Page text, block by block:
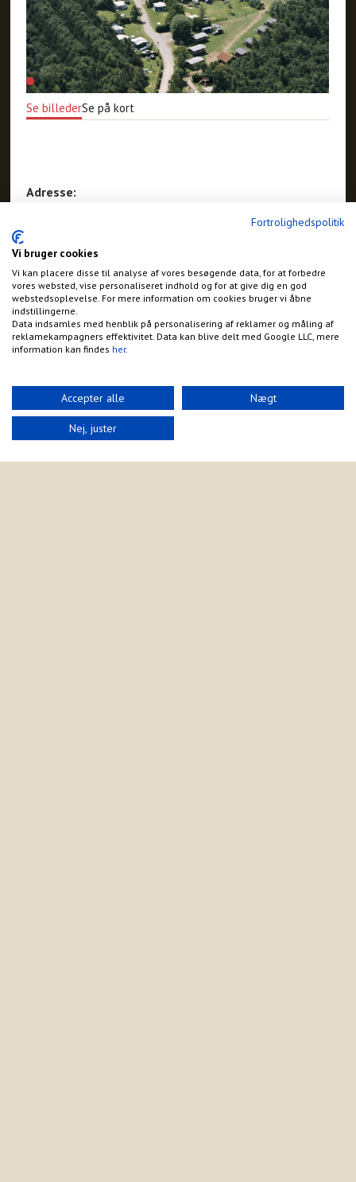
Fortrolighedspolitik
Vi bruger cookies
Vi kan placere disse til analyse af vores besøgende data, for at forbedre
vores websted, vise personaliseret indhold og for at give dig en god
webstedsoplevelse. For mere information om cookies bruger vi åbne
indstillingerne.
Data indsamles med henblik på personalisering af reklamer og måling af
reklamekampagners effektivitet. Data kan blive delt med Google LLC, mere
information kan findes her.
Accepter alle Nægt
Nej, juster
Se billederSe på kort
Adresse: